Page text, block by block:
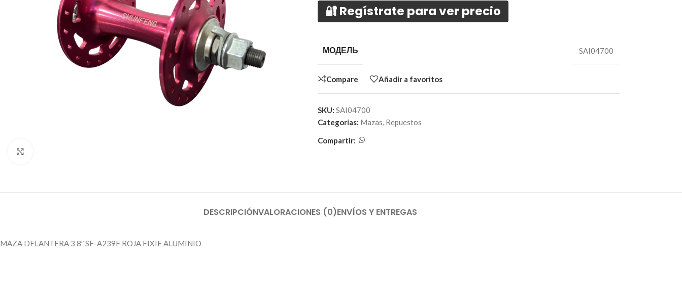
🔐 Regístrate para ver precio
МОДЕЛЬ SAI04700
Compare Añadir a favoritos
SKU: SAI04700
Categorías: Mazas, Repuestos
Compartir:
DESCRIPCIÓNVALORACIONES (0)ENVÍOS Y ENTREGAS
MAZA DELANTERA 3 8″ SF-A239F ROJA FIXIE ALUMINIO